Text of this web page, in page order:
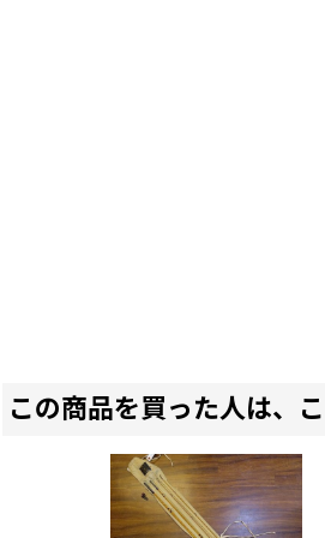
この商品を買った人は、